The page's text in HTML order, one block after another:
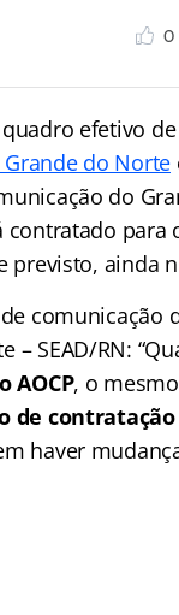
0
efetivo
do Norte
do
para
previsto, ainda
comunicação
SEAD/RN:
AOCP, o
de
haver